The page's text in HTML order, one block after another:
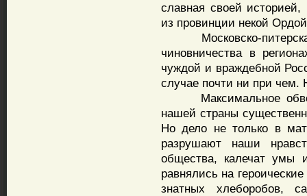
славная своей
из провинции некой
Московско-
чиновничества в
чуждой и враждебной
случае почти ни при
Максимальное
нашей страны
Но дело не только в
разрушают наши
общества, калечат
равнялись на
знатных хлеборобов,